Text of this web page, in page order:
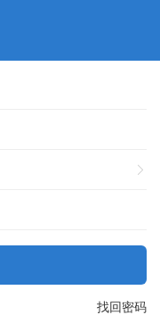
找回密码